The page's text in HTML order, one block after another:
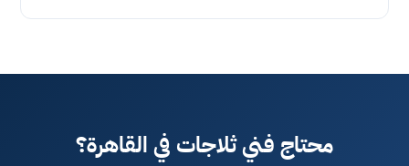
محتاج فني ثلاجات في القاهرة؟